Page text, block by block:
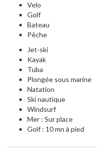
Velo
Golf
Bateau
Pêche
Jet-ski
Kayak
Tuba
Plongée sous marine
Natation
Ski nautique
Windsurf
Mer : Sur place
Golf : 10 mn à pied